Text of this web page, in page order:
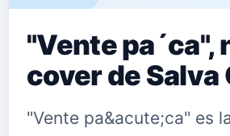
"Vente pa´ca",
cover de Salva
"Vente pa&acute;ca" es